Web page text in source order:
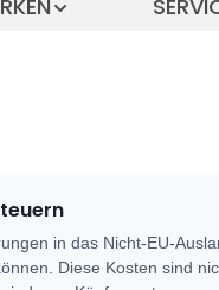
in das Nicht-EU-
Diese Kosten sind